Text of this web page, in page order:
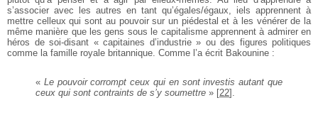
s’associer avec les autres en tant qu’égales/égaux, iels apprennent à
mettre celleux qui sont au pouvoir sur un piédestal et à les vénérer de la
même manière que les gens sous le capitalisme apprennent à admirer en
héros de soi-disant « capitaines d’industrie » ou des figures politiques
comme la famille royale britannique. Comme l’a écrit Bakounine :
« Le pouvoir corrompt ceux qui en sont investis autant que
ceux qui sont contraints de s’y soumettre » [22] .